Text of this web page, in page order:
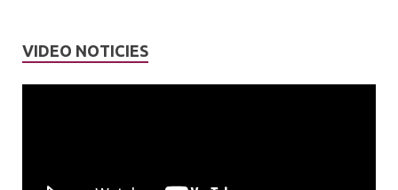
VIDEO NOTICIES